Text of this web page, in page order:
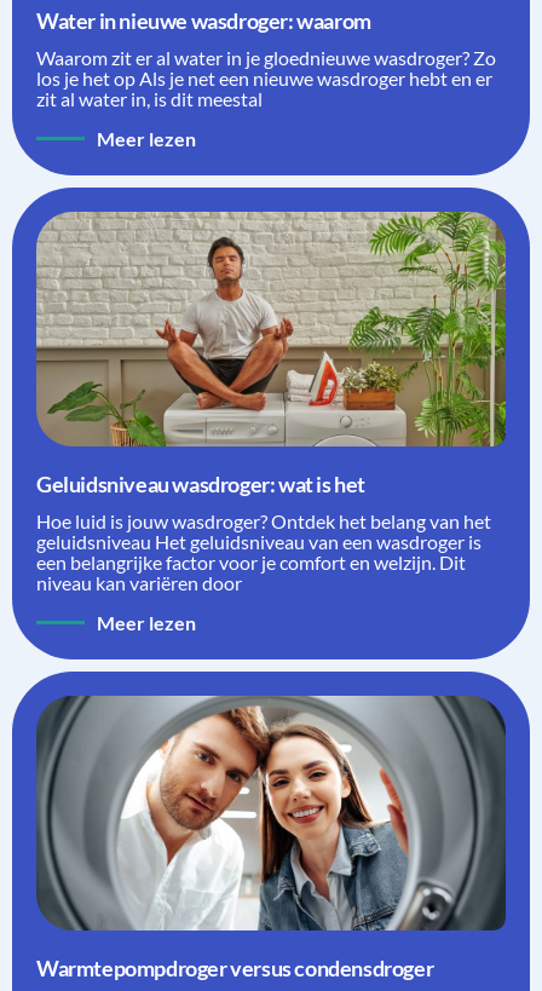
Water in nieuwe wasdroger: waarom
Waarom zit er al water in je gloednieuwe wasdroger? Zo
los je het op Als je net een nieuwe wasdroger hebt en er
zit al water in, is dit meestal
Meer lezen
Geluidsniveau wasdroger: wat is het
Hoe luid is jouw wasdroger? Ontdek het belang van het
geluidsniveau Het geluidsniveau van een wasdroger is
een belangrijke factor voor je comfort en welzijn. Dit
niveau kan variëren door
Meer lezen
Warmtepompdroger versus condensdroger